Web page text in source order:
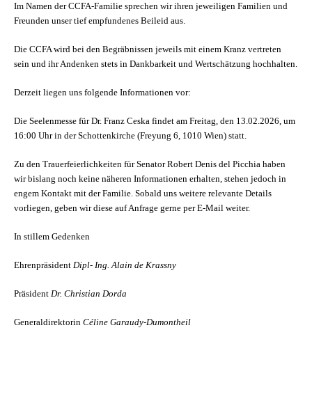
Im Namen der CCFA-Familie sprechen wir ihren jeweiligen Familien und
Freunden unser tief empfundenes Beileid aus.
Die CCFA wird bei den Begräbnissen jeweils mit einem Kranz vertreten
sein und ihr Andenken stets in Dankbarkeit und Wertschätzung hochhalten.
Derzeit liegen uns folgende Informationen vor:
Die Seelenmesse für Dr. Franz Ceska findet am Freitag, den 13.02.2026, um
16:00 Uhr in der Schottenkirche (Freyung 6, 1010 Wien) statt.
Zu den Trauerfeierlichkeiten für Senator Robert Denis del Picchia haben
wir bislang noch keine näheren Informationen erhalten, stehen jedoch in
engem Kontakt mit der Familie. Sobald uns weitere relevante Details
vorliegen, geben wir diese auf Anfrage gerne per E-Mail weiter.
In stillem Gedenken
Ehrenpräsident Dipl- Ing. Alain de Krassny
Präsident Dr. Christian Dorda
Generaldirektorin Céline Garaudy-Dumontheil